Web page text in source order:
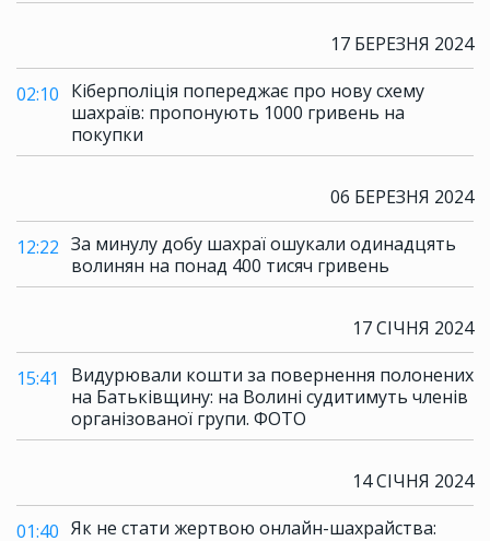
17 БЕРЕЗНЯ 2024
02:10 Кіберполіція попереджає про нову схему
шахраїв: пропонують 1000 гривень на
покупки
06 БЕРЕЗНЯ 2024
12:22 За минулу добу шахраї ошукали одинадцять
волинян на понад 400 тисяч гривень
17 СІЧНЯ 2024
15:41
Видурювали кошти за повернення полонених
на Батьківщину: на Волині судитимуть членів
організованої групи. ФОТО
14 СІЧНЯ 2024
01:40 Як не стати жертвою онлайн-шахрайства: